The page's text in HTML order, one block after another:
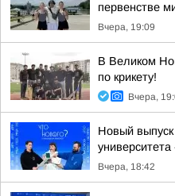
первенстве
Вчера, 19:09
В Великом
по крикету!
Вчера,
Новый
Вчера, 18:42